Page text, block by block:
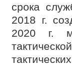
срока
2018 г.
2020 г.